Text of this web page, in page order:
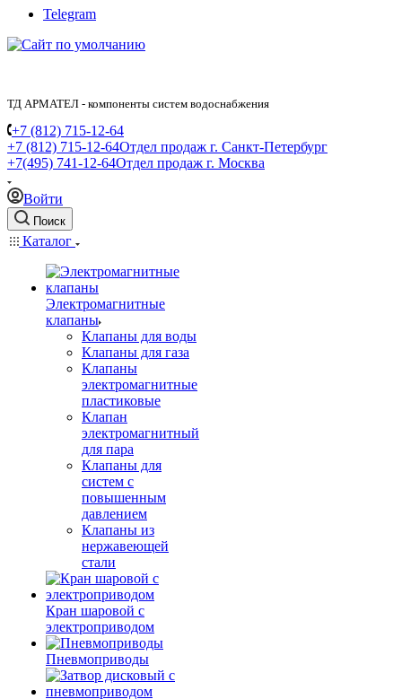
Telegram
ТД АРМАТЕЛ - компоненты систем водоснабжения
+7 (812) 715-12-64
+7 (812) 715-12-64Отдел продаж г. Санкт-Петербург
+7(495) 741-12-64Отдел продаж г. Москва
Войти
Поиск
Каталог
Электромагнитные
клапаны
Клапаны для воды
Клапаны для газа
Клапаны
электромагнитные
пластиковые
Клапан
электромагнитный
для пара
Клапаны для
систем с
повышенным
давлением
Клапаны из
нержавеющей
стали
Кран шаровой с
электроприводом
Пневмоприводы